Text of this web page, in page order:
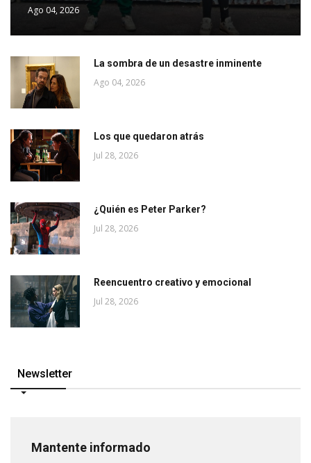
Ago 04, 2026
La sombra de un desastre inminente
Ago 04, 2026
Los que quedaron atrás
Jul 28, 2026
¿Quién es Peter Parker?
Jul 28, 2026
Reencuentro creativo y emocional
Jul 28, 2026
Newsletter
Mantente informado